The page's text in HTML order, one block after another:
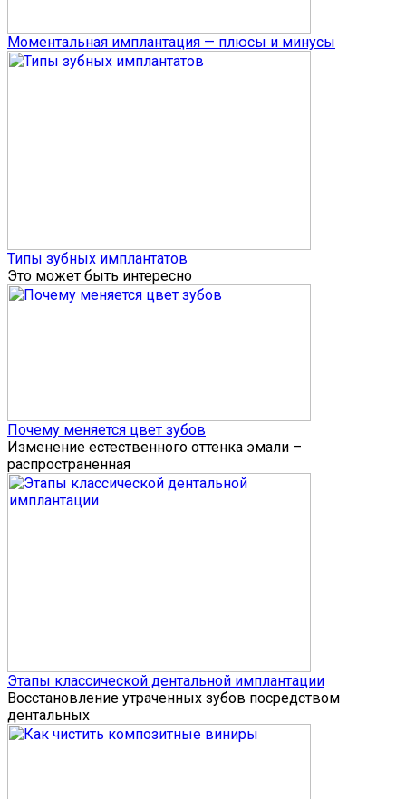
Моментальная имплантация — плюсы и минусы
Типы зубных имплантатов
Это может быть интересно
Почему меняется цвет зубов
Изменение естественного оттенка эмали –
распространенная
Этапы классической дентальной имплантации
Восстановление утраченных зубов посредством
дентальных